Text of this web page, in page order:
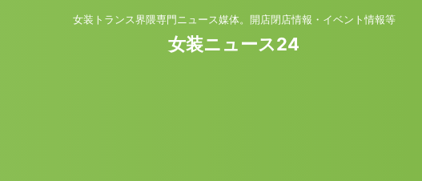
女装トランス界隈専門ニュース媒体。開店閉店情報・イベント情報等
女装ニュース24